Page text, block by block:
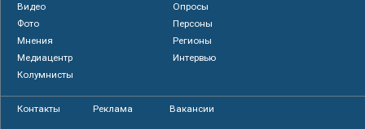
Видео
Опросы
Фото
Персоны
Мнения
Регионы
Медиацентр
Интервью
Колумнисты
Контакты Реклама Вакансии